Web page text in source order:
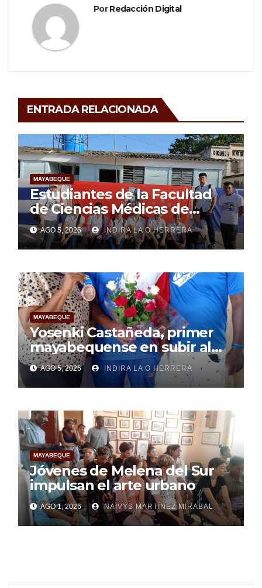
PorRedacción Digital
ENTRADA RELACIONADA
MAYABEQUE
Estudiantes de la Facultad
de Ciencias Médicas de
Mayabeque realizan
pesquisa
AGO 5, 2026 INDIRA LA O HERRERA
MAYABEQUE
Yosenki Castañeda, primer
mayabequense en subir al
podio centroamericano
AGO 5, 2026 INDIRA LA O HERRERA
MAYABEQUE
Jóvenes de Melena del Sur
impulsan el arte urbano
AGO 1, 2026 NAIVYS MARTÍNEZ MIRABAL